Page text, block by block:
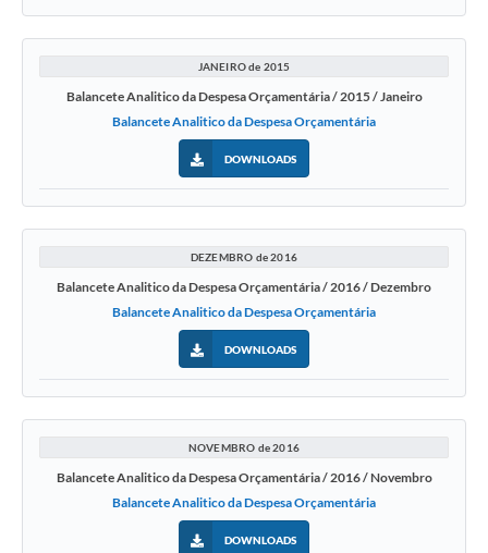
JANEIRO de 2015
Balancete Analitico da Despesa Orçamentária / 2015 / Janeiro
Balancete Analitico da Despesa Orçamentária
DOWNLOADS
DEZEMBRO de 2016
Balancete Analitico da Despesa Orçamentária / 2016 / Dezembro
Balancete Analitico da Despesa Orçamentária
DOWNLOADS
NOVEMBRO de 2016
Balancete Analitico da Despesa Orçamentária / 2016 / Novembro
Balancete Analitico da Despesa Orçamentária
DOWNLOADS